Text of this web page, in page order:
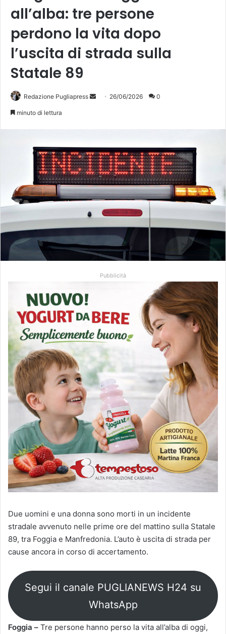
all’alba: tre persone
perdono la vita dopo
l’uscita di strada sulla
Statale 89
Redazione Pugliapress
Invia 26/06/2026 0
minuto di lettura
Pubblicità
Due uomini e una donna sono morti in un incidente
stradale avvenuto nelle prime ore del mattino sulla Statale
89, tra Foggia e Manfredonia. L’auto è uscita di strada per
cause ancora in corso di accertamento.
Segui il canale PUGLIANEWS H24 su
WhatsApp
Foggia – Tre persone hanno perso la vita all’alba di oggi,